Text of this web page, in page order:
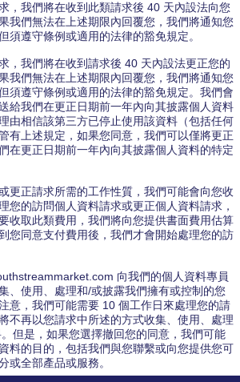
，我們將在收到此類請求後 40 天內設法向您
我們無法在上述期限內回覆您，我們將通知您
須遵守條例或適用的法律的豁免規定。
，我們將在收到請求後 40 天內設法更正您的
我們無法在上述期限內回覆您，我們將通知您
須遵守條例或適用的法律的豁免規定。我們會
給我們在更正日期前一年內向其披露個人資料
由相信該第三方已停止使用該資料（包括任何
有上述規定，如果您同意，我們可以僅將更正
在更正日期前一年內向其披露個人資料的特定
更正請求所需的工作性質，我們可能會向您收
您的訪問個人資料請求或更正個人資料請求，
收取此類費用，我們將向您提供書面費用估算
您同意支付費用後，我們才會開始處理您的訪
向我們的個人資料專員
、使用、處理和/或披露我們擁有或控制的您
意，我們可能需要 10 個工作日來處理您的請
不再以您請求中所述的方式收集、使用、處理
但是，如果您選擇撤回您的同意，我們可能
料的目的，包括我們與您聯繫或向您提供您可
或全部產品或服務。